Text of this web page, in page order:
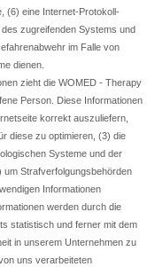
(6) eine Internet-Protokoll-
zugreifenden Systems und
im Falle von
dienen.
zieht die WOMED - Therapy
Person. Diese Informationen
korrekt auszuliefern,
diese zu optimieren, (3) die
Systeme und der
Strafverfolgungsbehörden
Informationen
werden durch die
statistisch und ferner mit dem
in unserem Unternehmen zu
uns verarbeiteten